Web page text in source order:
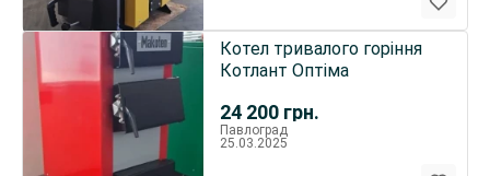
24 200 грн.
Котел тривалого горіння
Котлант Оптіма
Павлоград
25.03.2025